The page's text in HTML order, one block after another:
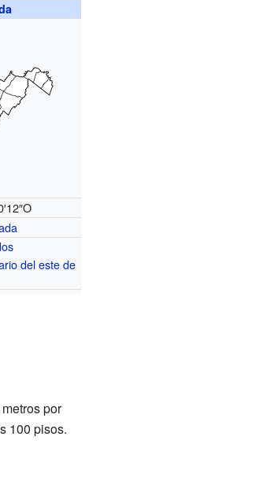
del este de
por
100 pisos.